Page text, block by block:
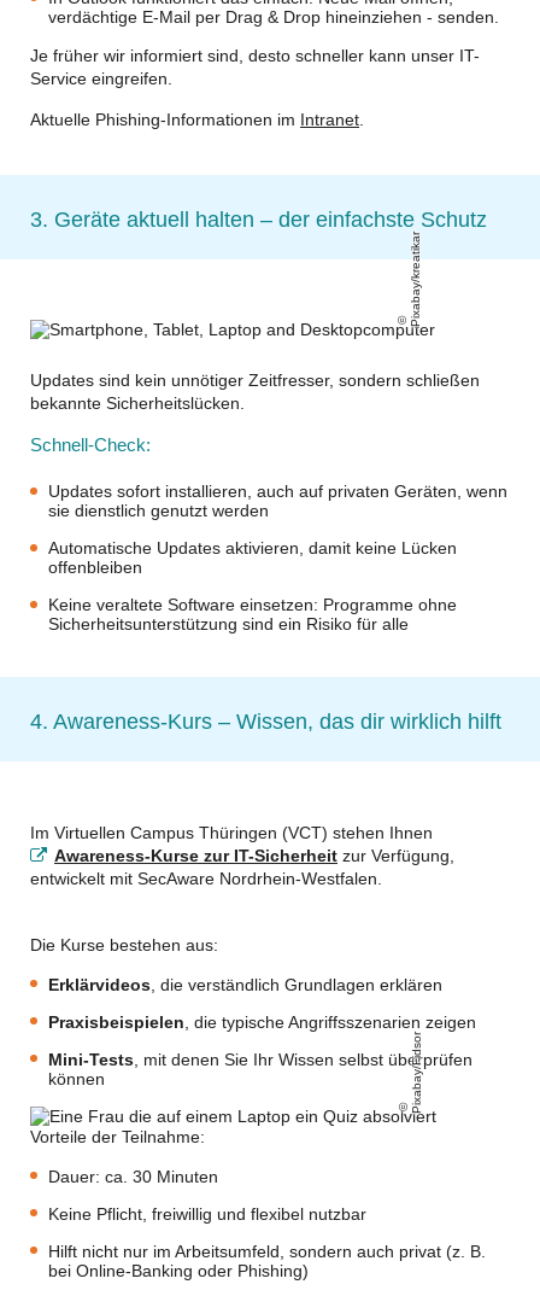
verdächtige E-Mail per Drag & Drop hineinziehen - senden.
Je früher wir informiert sind, desto schneller kann unser IT-
Service eingreifen.
Aktuelle Phishing-Informationen im Intranet
3. Geräte aktuell halten – der einfachste Schutz
Pixabay/kreatikar
Updates sind kein unnötiger Zeitfresser, sondern schließen
bekannte Sicherheitslücken.
Schnell-Check:
Updates sofort installieren, auch auf privaten Geräten, wenn
sie dienstlich genutzt werden
Automatische Updates aktivieren, damit keine Lücken
offenbleiben
Keine veraltete Software einsetzen: Programme ohne
Sicherheitsunterstützung sind ein Risiko für alle
4. Awareness-Kurs – Wissen, das dir wirklich hilft
Im Virtuellen Campus Thüringen (VCT) stehen Ihnen
Awareness-Kurse zur IT-Sicherheit zur Verfügung,
entwickelt mit SecAware Nordrhein-Westfalen
Die Kurse bestehen aus:
Erklärvideos , die verständlich Grundlagen erklären
Praxisbeispielen , die typische Angriffsszenarien zeigen
Mini-Tests , mit denen Sie Ihr Wissen selbst überprüfen
können
Pixabay/Fidsor
Vorteile der Teilnahme:
Dauer: ca. 30 Minuten
Keine Pflicht, freiwillig und flexibel nutzbar
Hilft nicht nur im Arbeitsumfeld, sondern auch privat (z. B.
bei Online-Banking oder Phishing)